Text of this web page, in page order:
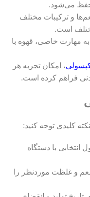
می‌شود.
و ترکیبات مختلف
است.
مهارت خاصی، قهوه با
کپسولی، امکان تجربه هر
فراهم کرده است.
کلیدی توجه کنید:
با دستگاه
و غلظت موردنظر را